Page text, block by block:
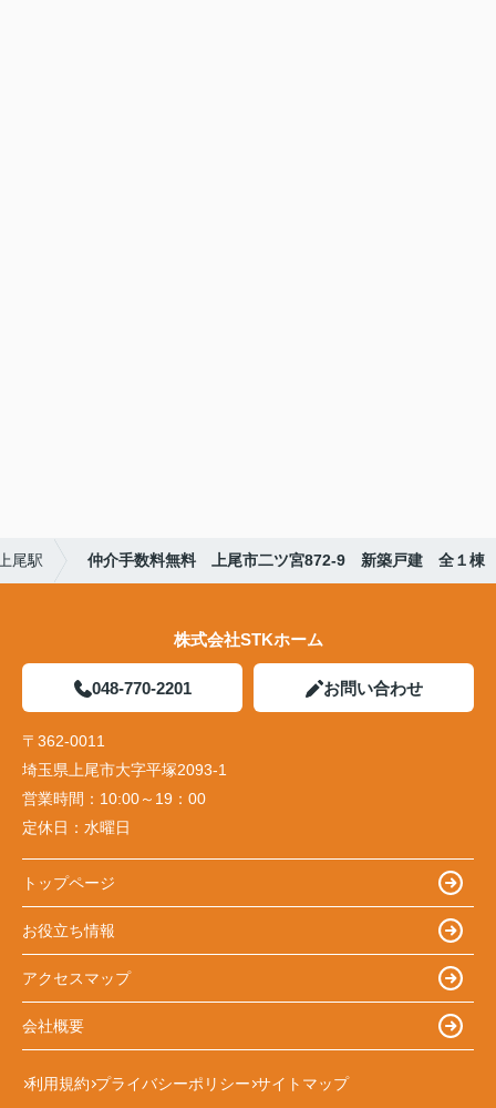
尾駅 仲介手数料無料 上尾市二ツ宮872-9 新築戸建 全１棟
株式会社STKホーム
048-770-2201 お問い合わせ
〒362-0011
埼玉県上尾市大字平塚2093-1
営業時間： 10:00～19：00
定休日： 水曜日
トップページ
お役立ち情報
アクセスマップ
会社概要
利用規約 プライバシーポリシー サイトマップ